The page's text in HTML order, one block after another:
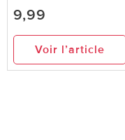
9,99
Voir l’article